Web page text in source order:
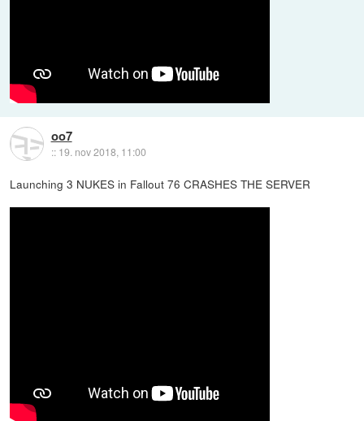
oo7
:: 19. nov 2018, 11:00
Launching 3 NUKES in Fallout 76 CRASHES THE SERVER